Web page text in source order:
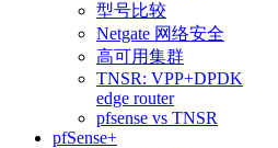
型号比较
Netgate 网络安全
高可用集群
TNSR: VPP+DPDK
edge router
pfsense vs TNSR
pfSense+